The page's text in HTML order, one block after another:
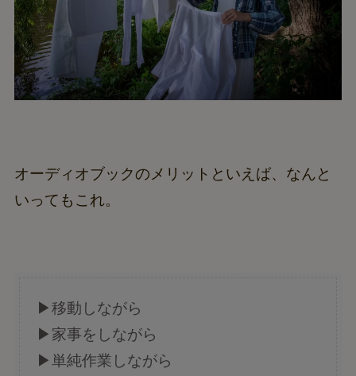
オーディオブックのメリットといえば、なんと
いってもこれ。
▶移動しながら
▶家事をしながら
▶単純作業しながら